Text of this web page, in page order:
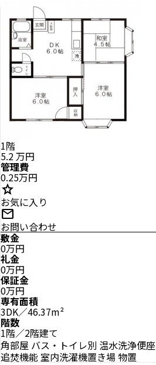
1階
5.2万円
管理費
0.25万円
star
お気に入り
mail
お問い合わせ
敷金
0万円
礼金
0万円
保証金
0万円
専有面積
3DK／46.37m²
階数
1階／2階建て
角部屋 バス・トイレ別 温水洗浄便座
追焚機能室内洗濯機置き場 物置